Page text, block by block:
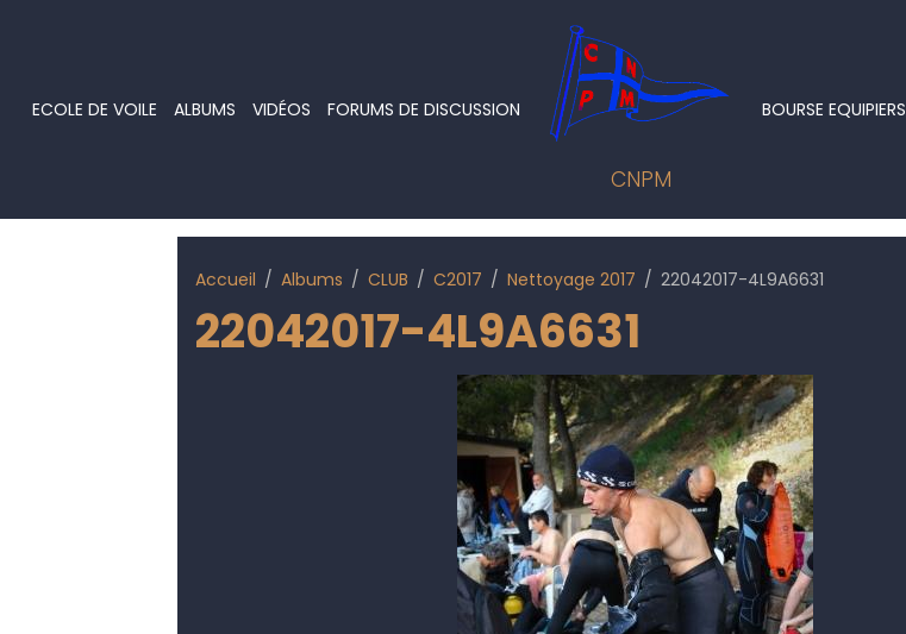
ECOLE DE VOILE ALBUMS VIDÉOS FORUMS DE DISCUSSION
CNPM
BOURSE EQUIPIERS
Accueil Albums CLUB C2017 Nettoyage 2017 22042017-4L9A6631
22042017-4L9A6631